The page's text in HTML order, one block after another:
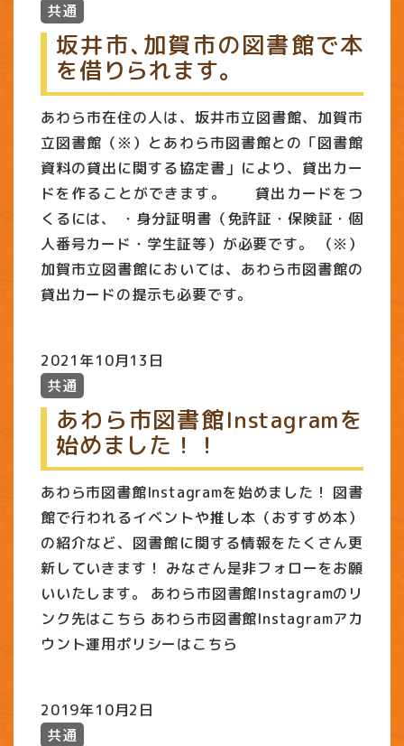
共通
坂井市､加賀市の図書館で本
を借りられます｡
あわら市在住の人は、坂井市立図書館、加賀市
立図書館（※）とあわら市図書館との「図書館
資料の貸出に関する協定書」により、貸出カー
ドを作ることができます。 貸出カードをつ
くるには、 ・身分証明書（免許証・保険証・個
人番号カード・学生証等）が必要です。 （※）
加賀市立図書館においては、あわら市図書館の
貸出カードの提示も必要です。
2021年10月13日
共通
あわら市図書館Instagramを
始めました！！
あわら市図書館Instagramを始めました！ 図書
館で行われるイベントや推し本（おすすめ本）
の紹介など、図書館に関する情報をたくさん更
新していきます！ みなさん是非フォローをお願
いいたします。 あわら市図書館Instagramのリ
ンク先はこちら あわら市図書館Instagramアカ
ウント運用ポリシーはこちら
2019年10月2日
共通